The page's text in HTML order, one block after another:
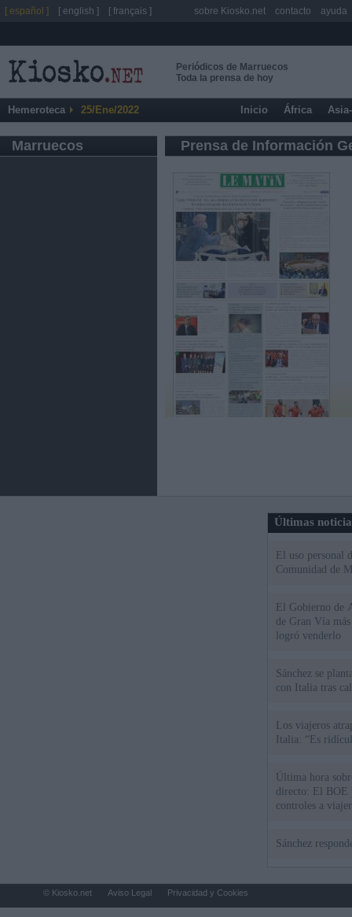
Periódicos de Marruecos
Toda la prensa de hoy
Hemeroteca 25/Ene/2022 Inicio África
Marruecos Prensa de Información
Últimas
El uso personal
Comunidad de
El Gobierno de
de Gran Vía
logró venderlo
Sánchez se
con Italia tras
Los viajeros
Italia: “Es
Última hora
directo: El BOE
controles a
Sánchez
[ español ] [ english ] [ français ] sobre Kiosko.net contacto ayuda
© Kiosko.net Aviso Legal Privacidad y Cookies